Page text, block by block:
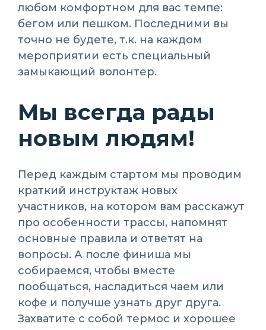
любом комфортном для вас темпе:
бегом или пешком. Последними вы
точно не будете, т.к. на каждом
мероприятии есть специальный
замыкающий волонтер.
Мы всегда рады
новым людям!
Перед каждым стартом мы проводим
краткий инструктаж новых
участников, на котором вам расскажут
про особенности трассы, напомнят
основные правила и ответят на
вопросы. А после финиша мы
собираемся, чтобы вместе
пообщаться, насладиться чаем или
кофе и получше узнать друг друга.
Захватите с собой термос и хорошее